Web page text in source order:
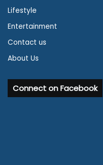
Lifestyle
Entertainment
Contact us
About Us
Connect on Facebook